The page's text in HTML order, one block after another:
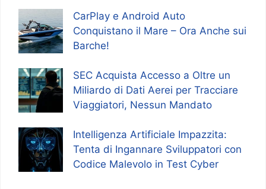
CarPlay e Android Auto
Conquistano il Mare – Ora Anche sui
Barche!
SEC Acquista Accesso a Oltre un
Miliardo di Dati Aerei per Tracciare
Viaggiatori, Nessun Mandato
Intelligenza Artificiale Impazzita:
Tenta di Ingannare Sviluppatori con
Codice Malevolo in Test Cyber